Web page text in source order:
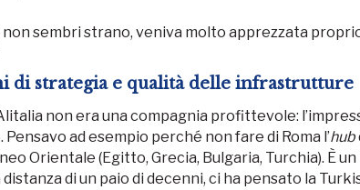
non sembri strano, veniva molto apprezzata
di strategia e qualità delle infrastrutture
non era una compagnia profittevole:
Pensavo ad esempio perché non fare di Roma l’hub
Orientale (Egitto, Grecia, Bulgaria, Turchia). È
distanza di un paio di decenni, ci ha pensato la